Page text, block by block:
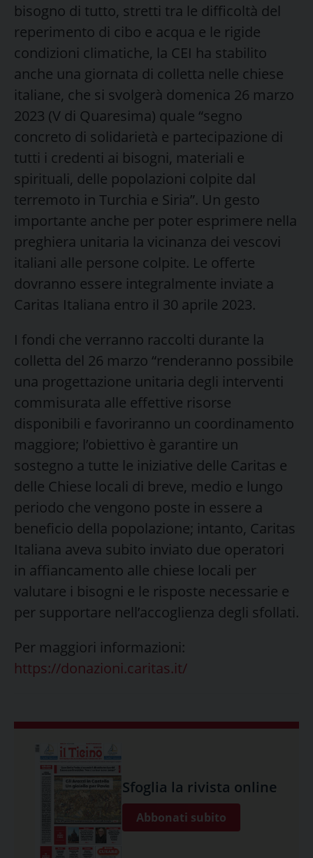
bisogno di tutto, stretti tra le difficoltà del
reperimento di cibo e acqua e le rigide
condizioni climatiche, la CEI ha stabilito
anche una giornata di colletta nelle chiese
italiane, che si svolgerà domenica 26 marzo
2023 (V di Quaresima) quale “segno
concreto di solidarietà e partecipazione di
tutti i credenti ai bisogni, materiali e
spirituali, delle popolazioni colpite dal
terremoto in Turchia e Siria”. Un gesto
importante anche per poter esprimere nella
preghiera unitaria la vicinanza dei vescovi
italiani alle persone colpite. Le offerte
dovranno essere integralmente inviate a
Caritas Italiana entro il 30 aprile 2023.
I fondi che verranno raccolti durante la
colletta del 26 marzo “renderanno possibile
una progettazione unitaria degli interventi
commisurata alle effettive risorse
disponibili e favoriranno un coordinamento
maggiore; l’obiettivo è garantire un
sostegno a tutte le iniziative delle Caritas e
delle Chiese locali di breve, medio e lungo
periodo che vengono poste in essere a
beneficio della popolazione; intanto, Caritas
Italiana aveva subito inviato due operatori
in affiancamento alle chiese locali per
valutare i bisogni e le risposte necessarie e
per supportare nell’accoglienza degli sfollati.
Per maggiori informazioni:
https://donazioni.caritas.it/
Sfoglia la rivista online
Abbonati subito